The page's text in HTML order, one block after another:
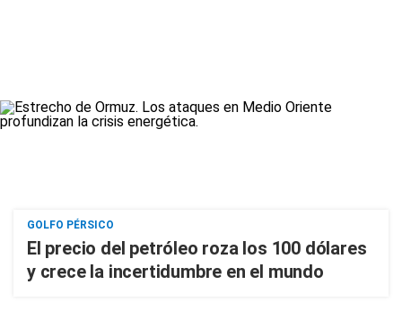
GOLFO PÉRSICO
El precio del petróleo roza los 100 dólares
y crece la incertidumbre en el mundo